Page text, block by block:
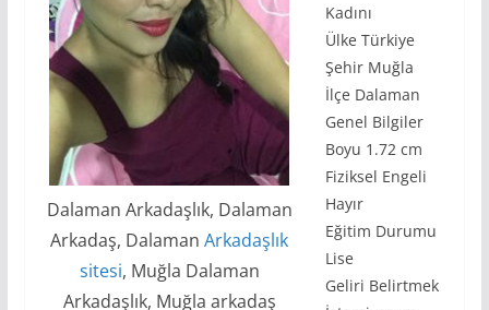
Dalaman Arkadaşlık, Dalaman
Arkadaş, DalamanArkadaşlık
sitesi, Muğla Dalaman
Arkadaşlık, Muğla arkadaş
Kadını
Ülke Türkiye
Şehir Muğla
İlçe Dalaman
Genel Bilgiler
Boyu 1.72 cm
Fiziksel Engeli
Hayır
Eğitim Durumu
Lise
Geliri Belirtmek